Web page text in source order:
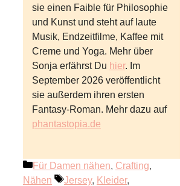
sie einen Faible für Philosophie
und Kunst und steht auf laute
Musik, Endzeitfilme, Kaffee mit
Creme und Yoga. Mehr über
Sonja erfährst Du hier. Im
September 2026 veröffentlicht
sie außerdem ihren ersten
Fantasy-Roman. Mehr dazu auf
phantastopia.de
Kategorien
Für Damen nähen, Crafting,
Nähen
Schlagwörter
Jersey, Kleider,